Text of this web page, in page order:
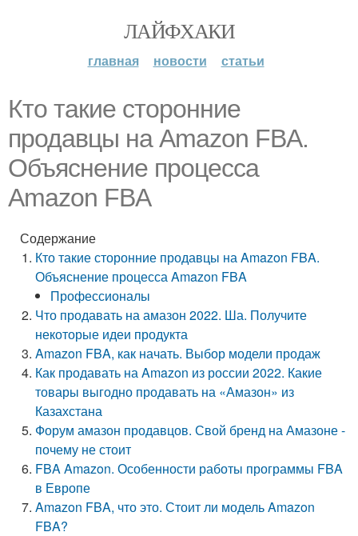
ЛАЙФХАКИ
главная новости статьи
Кто такие сторонние
продавцы на Amazon FBA.
Объяснение процесса
Amazon FBA
Содержание
Кто такие сторонние продавцы на Amazon FBA.
Объяснение процесса Amazon FBA
Профессионалы
Что продавать на амазон 2022. Ша. Получите
некоторые идеи продукта
Amazon FBA, как начать. Выбор модели продаж
Как продавать на Amazon из россии 2022. Какие
товары выгодно продавать на «Амазон» из
Казахстана
Форум амазон продавцов. Свой бренд на Амазоне -
почему не стоит
FBA Amazon. Особенности работы программы FBA
в Европе
Amazon FBA, что это. Стоит ли модель Amazon
FBA?